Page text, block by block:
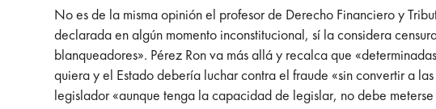
No es de la misma opinión el profesor de Derecho Financiero y
declarada en algún momento inconstitucional, sí la considera
blanqueadores». Pérez Ron va más allá y recalca que
quiera y el Estado debería luchar contra el fraude «sin convertir a
legislador «aunque tenga la capacidad de legislar, no debe meterse